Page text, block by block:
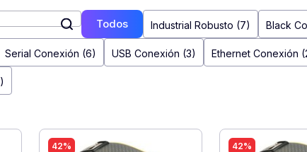
Todos Industrial Robusto (7) Black
Serial Conexión (6) USB Conexión (3) Ethernet Conexión
42% 42%